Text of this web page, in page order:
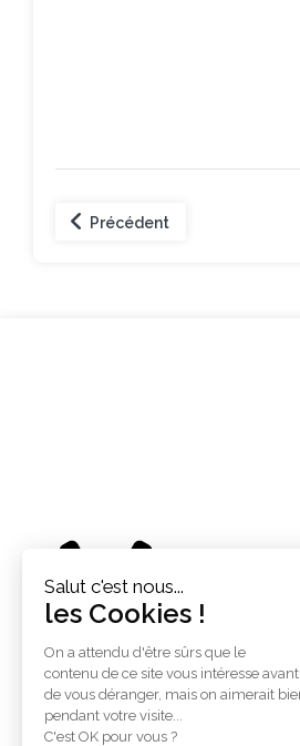
Précédent
À propos de ce site
Salut c'est nous...
les Cookies !
On a attendu d'être sûrs que le
contenu de ce site vous intéresse avant
de vous déranger, mais on aimerait
pendant votre visite...
C'est OK pour vous ?